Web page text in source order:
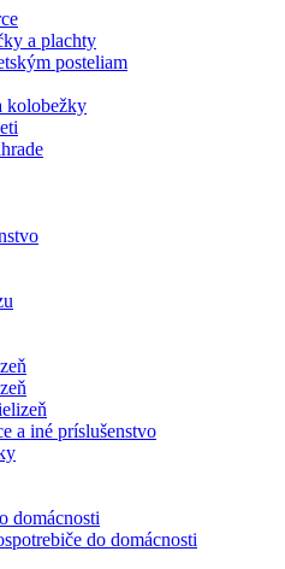
a plachty
posteliam
kolobežky
a iné príslušenstvo
domácnosti
do domácnosti